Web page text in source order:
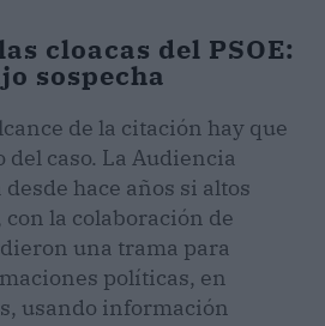
cloacas del PSOE:
sospecha
de la citación hay que
caso. La Audiencia
hace años si altos
la colaboración de
una trama para
políticas, en
usando información